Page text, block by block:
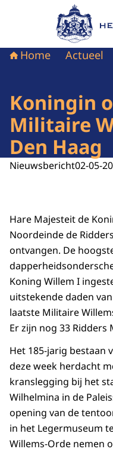
Naar de
Home Actueel
Koningin
Militaire
Den Haag
Nieuwsbericht02-05-
Hare Majesteit de
Noordeinde de
ontvangen. De
Koning Willem I
uitstekende daden
laatste Militaire
Er zijn nog 33 Ridders
Het 185-jarig bestaan
deze week herdacht
kranslegging bij het
Wilhelmina in de
opening van de
in het Legermuseum
Willems-Orde nemen